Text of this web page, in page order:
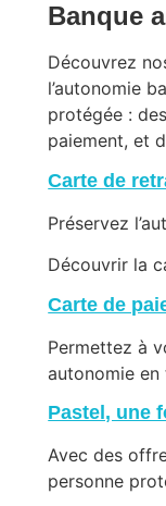
Banque
Découvrez
l’autonomie
protégée :
paiement, et
Carte de
Préservez
Découvrir la
Carte de
Permettez à
autonomie
Pastel, une
Avec des
personne